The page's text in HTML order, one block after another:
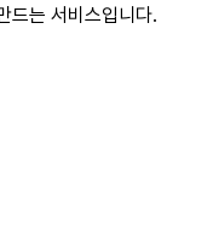
드는 서비스입니다.